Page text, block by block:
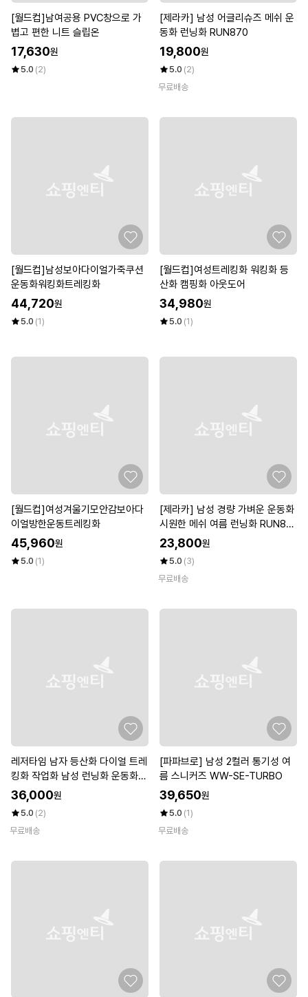
[월드컵]남여공용 PVC창으로 가
볍고 편한 니트 슬립온
17,630원
5.0 (2)
[제라카] 남성 어글리슈즈 메쉬 운
동화 런닝화 RUN870
19,800원
5.0 (2)
무료배송
[월드컵]남성보아다이얼가죽쿠션
운동화워킹화트레킹화
44,720원
5.0 (1)
[월드컵]여성트레킹화 워킹화 등
산화 캠핑화 아웃도어
34,980원
5.0 (1)
[월드컵]여성겨울기모안감보아다
이얼방한운동트레킹화
45,960원
5.0 (1)
[제라카] 남성 경량 가벼운 운동화
시원한 메쉬 여름 런닝화 RUN80
3
23,800원
5.0 (3)
무료배송
레저타임 남자 등산화 다이얼 트레
킹화 작업화 남성 런닝화 운동화
신발 R 렛파
36,000원
5.0 (2)
무료배송
[파파브로] 남성 2컬러 통기성 여
름 스니커즈 WW-SE-TURBO
39,650원
5.0 (1)
무료배송